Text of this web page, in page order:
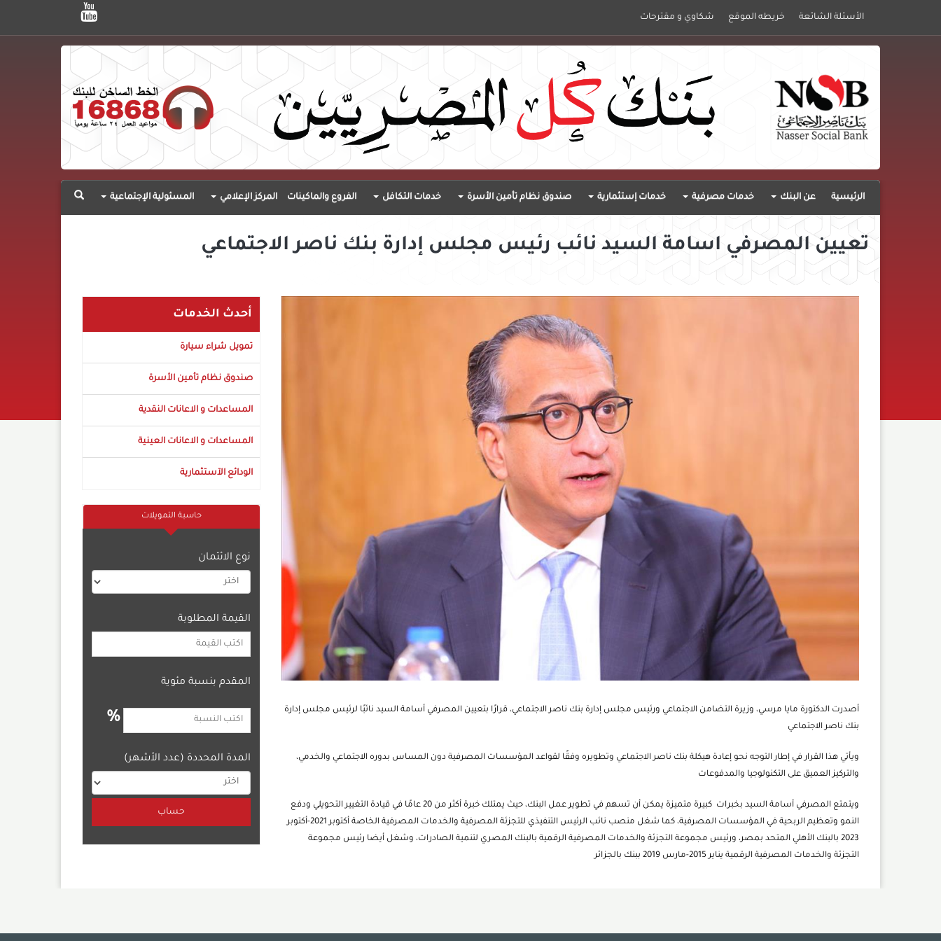
الأسئلة الشائعة خريطه الموقع شكاوي و مقترحات
الرئيسية عن البنك خدمات مصرفية خدمات إستثمارية صندوق نظام تأمين الأسرة خدمات التكافل الفروع والماكينات المركز الإعلامي المسئولية الإجتماعية
تعيين المصرفي اسامة السيد نائب رئيس مجلس إدارة بنك ناصر الاجتماعي
أصدرت الدكتورة مايا مرسي، وزيرة التضامن الاجتماعي ورئيس مجلس إدارة بنك ناصر الاجتماعي، قرارًا بتعيين المصرفي أسامة السيد نائبًا لرئيس مجلس إدارة
بنك ناصر الاجتماعي
ويأتي هذا القرار في إطار التوجه نحو إعادة هيكلة بنك ناصر الاجتماعي وتطويره وفقًا لقواعد المؤسسات المصرفية دون المساس بدوره الاجتماعي والخدمي،
والتركيز العميق على التكنولوجيا والمدفوعات
ويتمتع المصرفي أسامة السيد بخبرات كبيرة متميزة يمكن أن تسهم في تطوير عمل البنك، حيث يمتلك خبرة أكثر من 20 عامًا في قيادة التغيير التحويلي ودفع
النمو وتعظيم الربحية في المؤسسات المصرفية، كما شغل منصب نائب الرئيس التنفيذي للتجزئة المصرفية والخدمات المصرفية الخاصة أكتوبر 2021-أكتوبر
2023 بالبنك الأهلي المتحد بمصر، ورئيس مجموعة التجزئة والخدمات المصرفية الرقمية بالبنك المصري لتنمية الصادرات، وشغل أيضا رئيس مجموعة
التجزئة والخدمات المصرفية الرقمية يناير 2015-مارس 2019 ببنك بالجزائر
أحدث الخدمات
تمويل شراء سيارة
صندوق نظام تأمين الأسرة
المساعدات و الاعانات النقدية
المساعدات و الاعانات العينية
الودائع الآستثمارية
حاسبة التمويلات
نوع الائتمان
القيمة المطلوبة
المقدم بنسبة مئوية
%
المدة المحددة (عدد الأشهر)